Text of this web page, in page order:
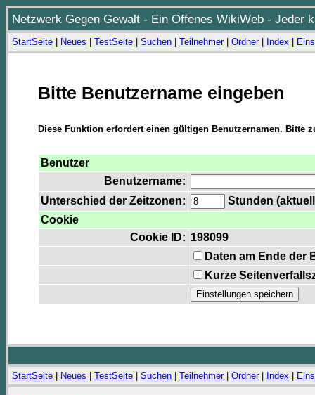
Netzwerk Gegen Gewalt - Ein Offenes WikiWeb - Jeder
StartSeite Neues TestSeite Suchen Teilnehmer| Ordner| Index
Bitte Benutzername eingeben
Diese Funktion erfordert einen gültigen Benutzernamen. Bitte
Benutzer
Benutzername:
Unterschied der Zeitzonen:
Stunden
Cookie
Cookie ID: 198099
Daten am Ende der
Kurze
StartSeite Neues TestSeite Suchen Teilnehmer| Ordner| Index